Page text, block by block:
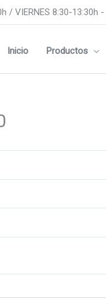
/ VIERNES 8:30-13:30h -
Inicio Productos